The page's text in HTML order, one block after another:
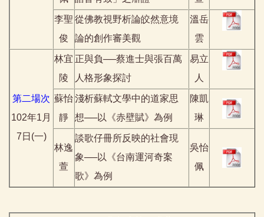
李聖
俊
從佛教視野析論皎然意境
論的創作審美觀
溫岳
雲
第二場次
102年1 月
7 日 (一)
林宜
陵
正與負──蔡進士與張百萬
人格形象探討
易立
人
蘇怡
靜
淺析蘇軾文學中的道家思
想──以《赤壁賦》為例
陳凱
琳
林逸
萱
談歌仔冊所反映的社會現
象──以《台南運河奇案
歌》為例
吳怡
佩